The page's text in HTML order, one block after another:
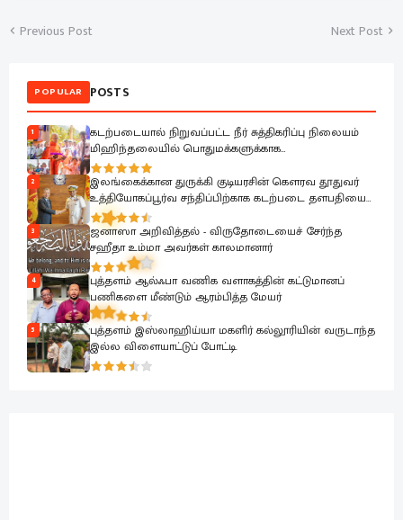
Previous Post Next Post
POPULAR POSTS
1
கடற்படையால் நிறுவப்பட்ட நீர் சுத்திகரிப்பு நிலையம்
மிஹிந்தலையில் பொதுமக்களுக்காக
கையளிக்கப்பட்டது
2
இலங்கைக்கான துருக்கி குடியரசின் கௌரவ தூதுவர்
உத்தியோகப்பூர்வ சந்திப்பிற்காக கடற்படை தளபதியை
சந்தித்தார்
3
ஜனாஸா அறிவித்தல் - விருதோடையைச் சேர்ந்த
சஹீதா உம்மா அவர்கள் காலமானார்
4
புத்தளம் ஆல்ஃபா வணிக வளாகத்தின் கட்டுமானப்
பணிகளை மீண்டும் ஆரம்பித்த மேயர்
5
புத்தளம் இஸ்லாஹிய்யா மகளிர் கல்லூரியின் வருடாந்த
இல்ல விளையாட்டுப் போட்டி.